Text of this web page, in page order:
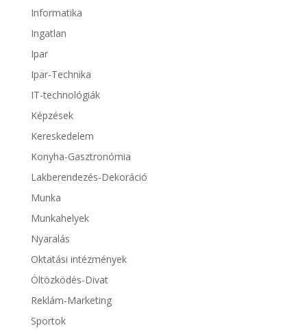
Informatika
Ingatlan
Ipar
Ipar-Technika
IT-technológiák
Képzések
Kereskedelem
Konyha-Gasztronómia
Lakberendezés-Dekoráció
Munka
Munkahelyek
Nyaralás
Oktatási intézmények
Öltözködés-Divat
Reklám-Marketing
Sportok